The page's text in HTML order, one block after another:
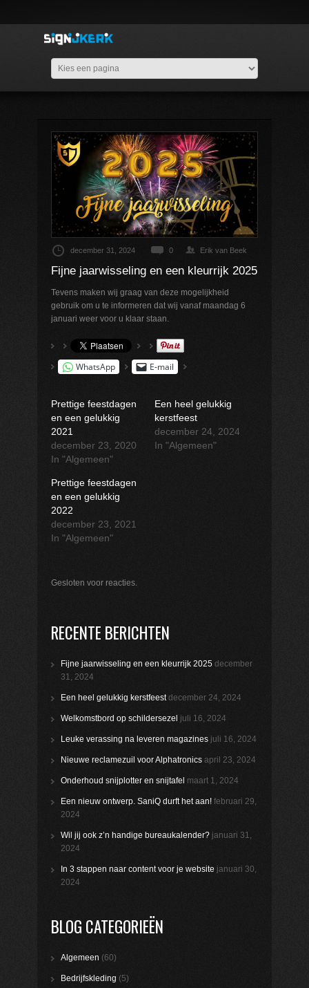
december 31, 2024 0 Erik van Beek
Fijne jaarwisseling en een kleurrijk 2025
Tevens maken wij graag van deze mogelijkheid
gebruik om u te informeren dat wij vanaf maandag 6
januari weer voor u klaar staan.
WhatsApp E-mail
Prettige feestdagen
en een gelukkig
2021
december 23, 2020
In "Algemeen"
Een heel gelukkig
kerstfeest
december 24, 2024
In "Algemeen"
Prettige feestdagen
en een gelukkig
2022
december 23, 2021
In "Algemeen"
Gesloten voor reacties.
RECENTE BERICHTEN
Fijne jaarwisseling en een kleurrijk 2025 december
31, 2024
Een heel gelukkig kerstfeest december 24, 2024
Welkomstbord op schildersezel juli 16, 2024
Leuke verassing na leveren magazines juli 16, 2024
Nieuwe reclamezuil voor Alphatronics april 23, 2024
Onderhoud snijplotter en snijtafel maart 1, 2024
Een nieuw ontwerp. SaniQ durft het aan! februari 29,
2024
Wil jij ook z’n handige bureaukalender? januari 31,
2024
In 3 stappen naar content voor je website januari 30,
2024
BLOG CATEGORIEËN
Algemeen (60)
Bedrijfskleding (5)